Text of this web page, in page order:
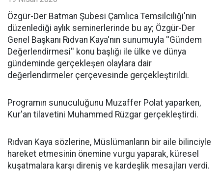
​Özgür-Der Batman Şubesi Çamlıca Temsilciliği'nin
düzenlediği aylık seminerlerinde bu ay; Özgür-Der
Genel Başkanı Rıdvan Kaya'nın sunumuyla ''Gündem
Değerlendirmesi'' konu başlığı ile ülke ve dünya
gündeminde gerçekleşen olaylara dair
değerlendirmeler çerçevesinde gerçekleştirildi.
Programın sunuculuğunu Muzaffer Polat yaparken,
Kur'an tilavetini Muhammed Rüzgar gerçekleştirdi.
Rıdvan Kaya sözlerine, Müslümanların bir aile bilinciyle
hareket etmesinin önemine vurgu yaparak, küresel
kuşatmalara karşı direniş ve kardeşlik mesajları verdi.